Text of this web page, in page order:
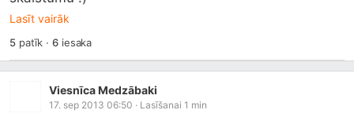
Lasīt vairāk
5patīk ·6iesaka
Viesnīca Medzābaki
17. sep 2013 06:50 · Lasīšanai 1 min